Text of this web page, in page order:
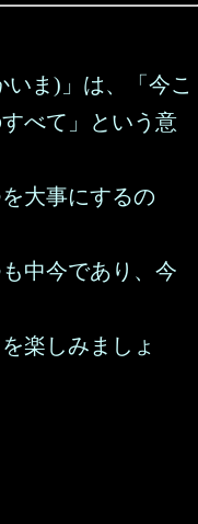
ま)」は、「今こ
べて」という意
大事にするの
中今であり、今
楽しみましょ